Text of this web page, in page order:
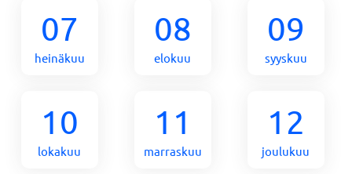
07
heinäkuu
08
elokuu
09
syyskuu
10
lokakuu
11
marraskuu
12
joulukuu